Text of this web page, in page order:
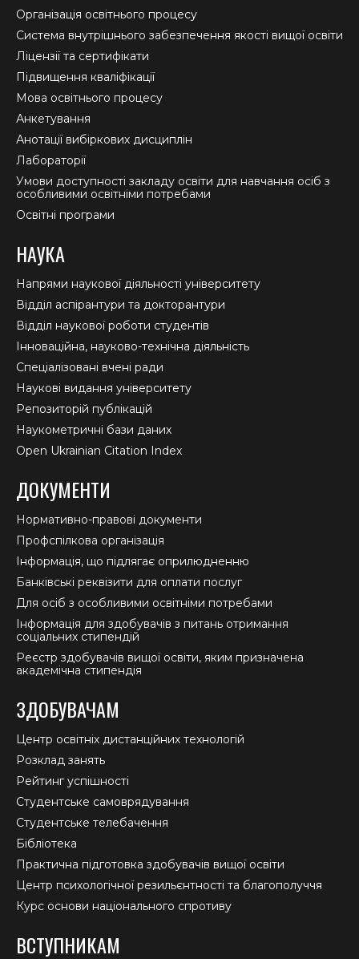
in
new
window
in
new
window
in
new
window
Організація освітнього процесу
Система внутрішнього забезпечення якості вищої освіти
Ліцензії та сертифікати
Підвищення кваліфікації
Мова освітнього процесу
Анкетування
Анотації вибіркових дисциплін
Лабораторії
Умови доступності закладу освіти для навчання осіб з
особливими освітніми потребами
Освітні програми
НАУКА
Напрями наукової діяльності університету
Відділ аспірантури та докторантури
Відділ наукової роботи студентів
Інноваційна, науково-технічна діяльність
Спеціалізовані вчені ради
Наукові видання університету
Репозиторій публікацій
Наукометричні бази даних
Open Ukrainian Citation Index
ДОКУМЕНТИ
Нормативно-правові документи
Профспілкова організація
Інформація, що підлягає оприлюдненню
Банківські реквізити для оплати послуг
Для осіб з особливими освітніми потребами
Інформація для здобувачів з питань отримання
соціальних стипендій
Реєстр здобувачів вищої освіти, яким призначена
академічна стипендія
ЗДОБУВАЧАМ
Центр освітніх дистанційних технологій
Розклад занять
Рейтинг успішності
Студентське самоврядування
Студентське телебачення
Бібліотека
Практична підготовка здобувачів вищої освіти
Центр психологічної резильєнтності та благополуччя
Курс основи національного спротиву
ВСТУПНИКАМ